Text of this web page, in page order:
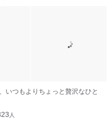
いつもよりちょっと贅沢なひと
人